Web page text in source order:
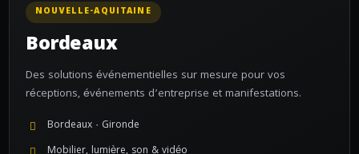
NOUVELLE-AQUITAINE
Bordeaux
Des solutions événementielles sur mesure pour vos
réceptions, événements d’entreprise et manifestations.
Bordeaux · Gironde